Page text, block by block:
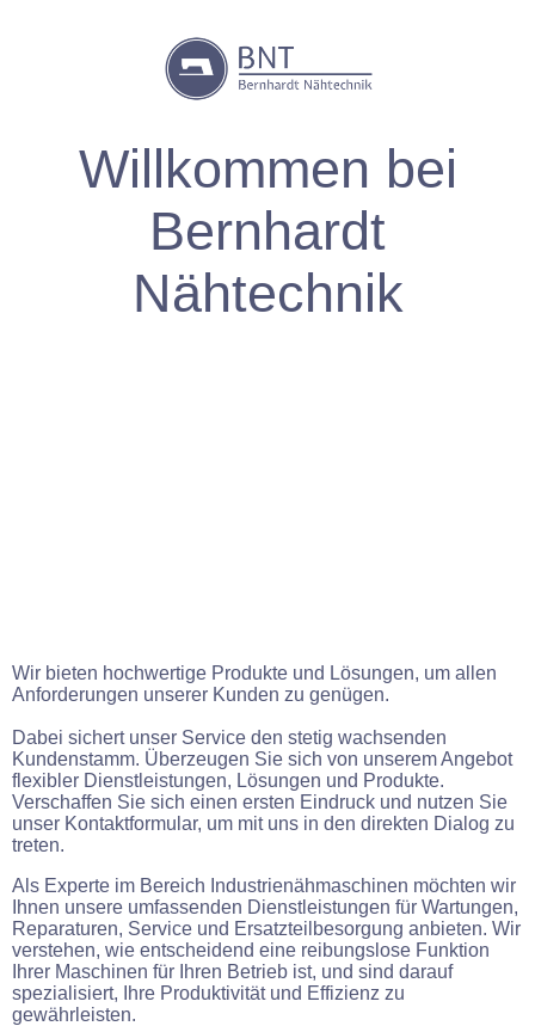
Willkommen bei
Bernhardt
Nähtechnik
Wir bieten hochwertige Produkte und Lösungen, um allen
Anforderungen unserer Kunden zu genügen.
Dabei sichert unser Service den stetig wachsenden
Kundenstamm. Überzeugen Sie sich von unserem Angebot
flexibler Dienstleistungen, Lösungen und Produkte.
Verschaffen Sie sich einen ersten Eindruck und nutzen Sie
unser Kontaktformular, um mit uns in den direkten Dialog zu
treten.
Als Experte im Bereich Industrienähmaschinen möchten wir
Ihnen unsere umfassenden Dienstleistungen für Wartungen,
Reparaturen, Service und Ersatzteilbesorgung anbieten. Wir
verstehen, wie entscheidend eine reibungslose Funktion
Ihrer Maschinen für Ihren Betrieb ist, und sind darauf
spezialisiert, Ihre Produktivität und Effizienz zu
gewährleisten.